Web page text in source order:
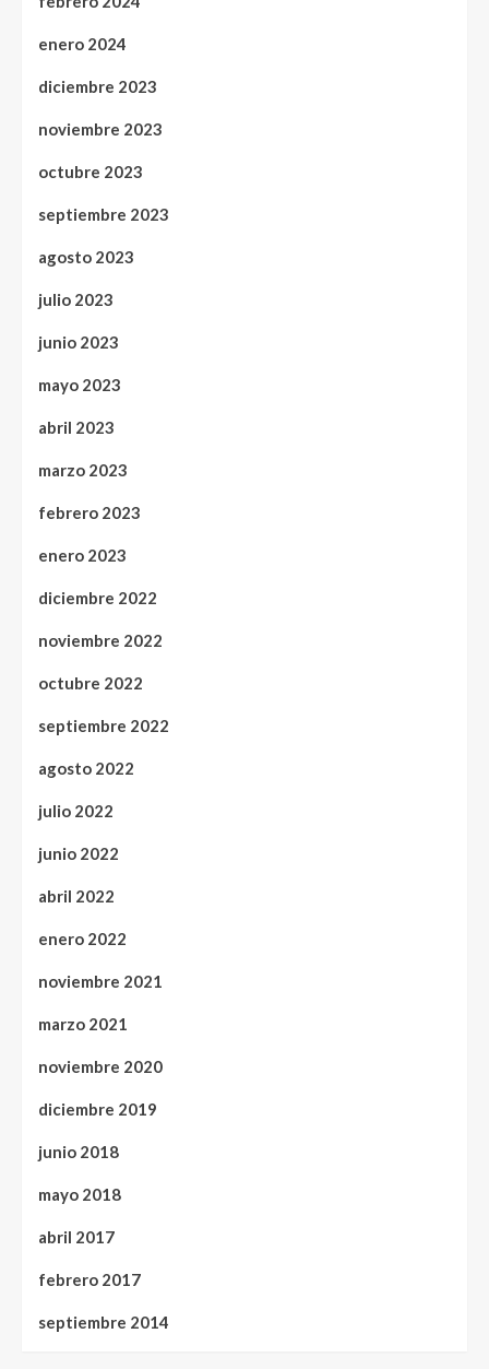
enero 2024
diciembre 2023
noviembre 2023
octubre 2023
septiembre 2023
agosto 2023
julio 2023
junio 2023
mayo 2023
abril 2023
marzo 2023
febrero 2023
enero 2023
diciembre 2022
noviembre 2022
octubre 2022
septiembre 2022
agosto 2022
julio 2022
junio 2022
abril 2022
enero 2022
noviembre 2021
marzo 2021
noviembre 2020
diciembre 2019
junio 2018
mayo 2018
abril 2017
febrero 2017
septiembre 2014